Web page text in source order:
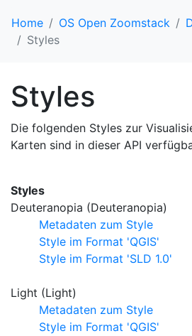
Home OS Open Zoomstack
Styles
Styles
Die folgenden Styles zur
Karten sind in dieser API
Styles
Deuteranopia (Deuteranopia)
Metadaten zum Style
Style im Format 'QGIS'
Style im Format 'SLD 1.0'
Light (Light)
Metadaten zum Style
Style im Format 'QGIS'